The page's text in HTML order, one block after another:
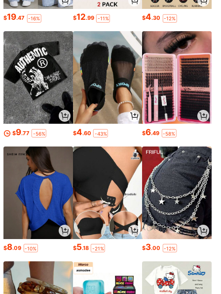
$19.47 -16% $12.99 -11% $4.30 -12%
$9.77 -56% $4.60 -43% $6.49 -58%
$8.09 -10% $5.18 -21% $3.00 -12%